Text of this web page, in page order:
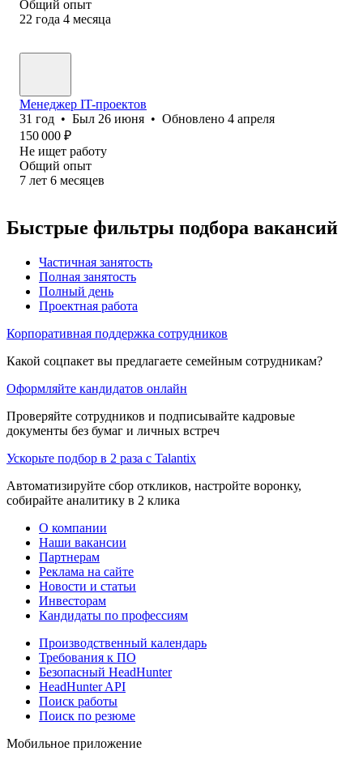
Общий опыт
22 года 4 месяца
Менеджер IT-проектов
31 год • Был 26 июня • Обновлено 4 апреля
150 000 ₽
Не ищет работу
Общий опыт
7 лет 6 месяцев
Быстрые фильтры подбора вакансий
Частичная занятость
Полная занятость
Полный день
Проектная работа
Корпоративная поддержка сотрудников
Какой соцпакет вы предлагаете семейным сотрудникам?
Оформляйте кандидатов онлайн
Проверяйте сотрудников и подписывайте кадровые
документы без бумаг и личных встреч
Ускорьте подбор в 2 раза с Talantix
Автоматизируйте сбор откликов, настройте воронку,
собирайте аналитику в 2 клика
О компании
Наши вакансии
Партнерам
Реклама на сайте
Новости и статьи
Инвесторам
Кандидаты по профессиям
Производственный календарь
Требования к ПО
Безопасный HeadHunter
HeadHunter API
Поиск работы
Поиск по резюме
Мобильное приложение